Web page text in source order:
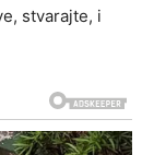
stvarajte, i